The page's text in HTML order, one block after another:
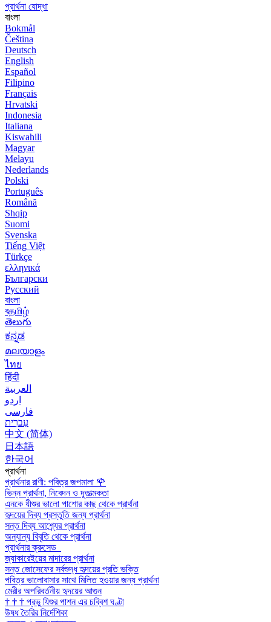
প্রার্থনা যোদ্ধা
বাংলা
Bokmål
Čeština
Deutsch
English
Español
Filipino
Français
Hrvatski
Indonesia
Italiana
Kiswahili
Magyar
Melayu
Nederlands
Polski
Português
Română
Shqip
Suomi
Svenska
Tiếng Việt
Türkçe
ελληνικά
Български
Русский
বাংলা
বதமிழ்
తెలుగు
ಕನ್ನಡ
മലയാളം
ไทย
हिंदी
العربية
اردو
فارسی
עִברִית
中文 (简体)
日本語
한국어
প্রার্থনা
প্রার্থনার রাণী: পবিত্র জপমালা 🌹
ভিন্ন প্রার্থনা, নিবেদন ও দূতাত্মকতা
এনকে যীশুর ভালো পাশোর কাছ থেকে প্রার্থনা
হৃদয়ের দিব্য প্রস্তুতি জন্য প্রার্থনা
সন্ত দিব্য আশ্র্যের প্রার্থনা
অন্যান্য বিবৃতি থেকে প্রার্থনা
প্রার্থনার ক্রুসেড
জ্যাকারেইয়ের মাদারের প্রার্থনা
সন্ত জোসেফের সর্বশুদ্ধ হৃদয়ের প্রতি ভক্তি
পবিত্র ভালোবাসার সাথে মিলিত হওয়ার জন্য প্রার্থনা
মেরীর অপরিবর্তনীয় হৃদয়ের আগুন
† † † প্রভু যিশুর পাশন এর চব্বিশ ঘণ্টা
উষধ তৈরির নির্দেশিকা